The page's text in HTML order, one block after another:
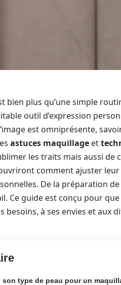
bien plus qu’une simple
outil d’expression
est omniprésente,
astuces maquillage et
les traits mais aussi
comment ajuster
De la préparation
Ce guide est conçu pour
besoins, à ses envies et aux
son type de peau pour un